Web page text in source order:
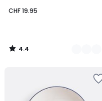
CHF 19.95
4.4
/